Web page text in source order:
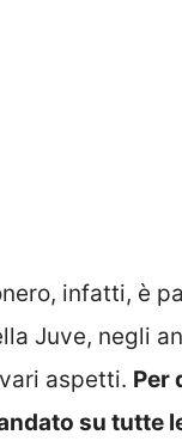
infatti, è
Juve, negli
aspetti. Per
su tutte